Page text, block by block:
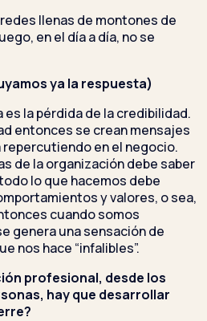
llenas de montones de
en el día a día, no se
ya la respuesta)
la pérdida de la credibilidad.
entonces se crean mensajes
en el negocio.
de la organización debe saber
lo que hacemos debe
y valores, o sea,
cuando somos
genera una sensación de
nos hace “infalibles”.
profesional, desde los
hay que desarrollar